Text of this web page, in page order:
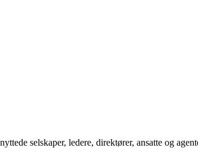
selskaper, ledere, direktører, ansatte og